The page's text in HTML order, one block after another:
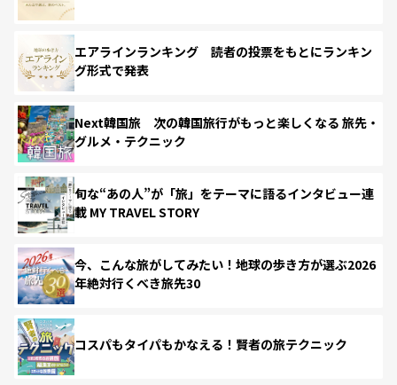
エアラインランキング 読者の投票をもとにランキン
グ形式で発表
Next韓国旅 次の韓国旅行がもっと楽しくなる 旅先・
グルメ・テクニック
旬な“あの人”が「旅」をテーマに語るインタビュー連
載 MY TRAVEL STORY
今、こんな旅がしてみたい！地球の歩き方が選ぶ2026
年絶対行くべき旅先30
コスパもタイパもかなえる！賢者の旅テクニック